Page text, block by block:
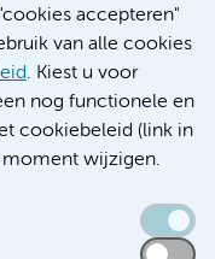
accepteren"
van alle cookies
. Kiest u voor
nog functionele en
cookiebeleid (link in
wijzigen.